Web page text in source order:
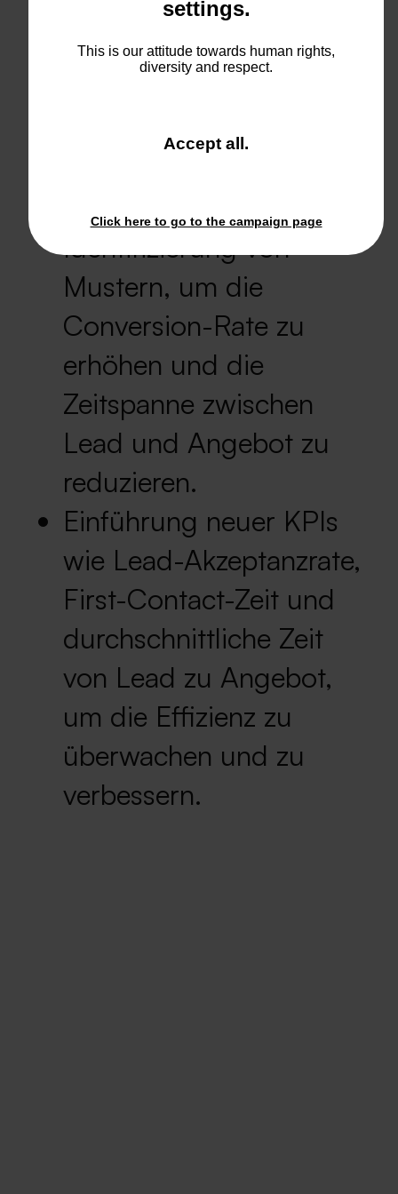
Optimierung des
Übergangs von der
Angebotserstellung.
CRM und CPQ zur
Identifizierung von
Mustern, um die
Conversion-Rate zu
erhöhen und die
Zeitspanne zwischen
Lead und Angebot zu
reduzieren.
Einführung neuer KPIs
wie Lead-Akzeptanzrate,
First-Contact-Zeit und
durchschnittliche Zeit
von Lead zu Angebot,
um die Effizienz zu
überwachen und zu
verbessern.
settings.
This is our attitude towards human rights,
diversity and respect.
Accept all and
.
Click here to go to the campaign page